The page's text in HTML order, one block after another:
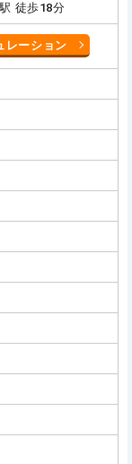
徒歩18分
レーション